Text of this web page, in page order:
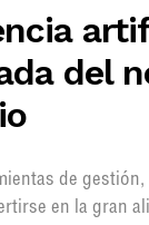
del
de gestión,
en la gran